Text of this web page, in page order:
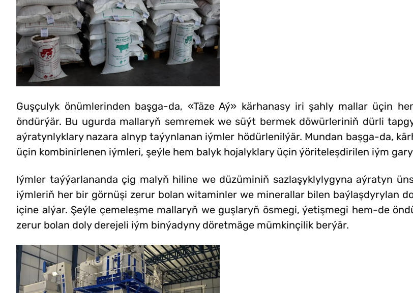
Guşçulyk önümlerinden başga-da, «Täze Aý» kärhanasy iri şahly mallar üçin
öndürýär. Bu ugurda mallaryň semremek we süýt bermek döwürleriniň dürli
aýratynlyklary nazara alnyp taýynlanan iýmler hödürlenilýär. Mundan başga-da,
üçin kombinirlenen iýmleri, şeýle hem balyk hojalyklary üçin ýöriteleşdirilen iým
Iýmler taýýarlananda çig malyň hiline we düzüminiň sazlaşyklylygyna aýratyn
iýmleriň her bir görnüşi zerur bolan witaminler we minerallar bilen baýlaşdyrylan
içine alýar. Şeýle çemeleşme mallaryň we guşlaryň ösmegi, ýetişmegi hem-de
zerur bolan doly derejeli iým binýadyny döretmäge mümkinçilik berýär.